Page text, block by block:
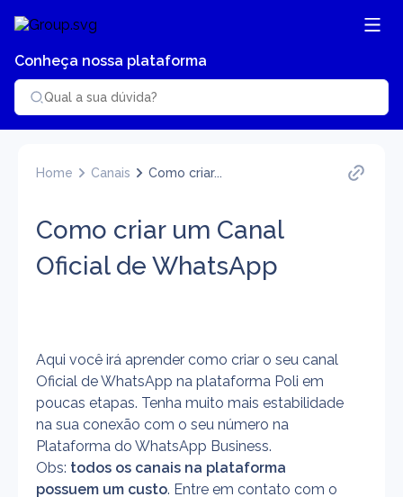
Conheça nossa plataforma
Home Canais Como criar...
Como criar um Canal
Oficial de WhatsApp
Aqui você irá aprender como criar o seu canal
Oficial de WhatsApp na plataforma Poli em
poucas etapas. Tenha muito mais estabilidade
na sua conexão com o seu número na
Plataforma do WhatsApp Business.
Obs: todos os canais na plataforma
possuem um custo. Entre em contato com o